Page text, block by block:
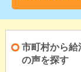
市町村から給
の声を探す